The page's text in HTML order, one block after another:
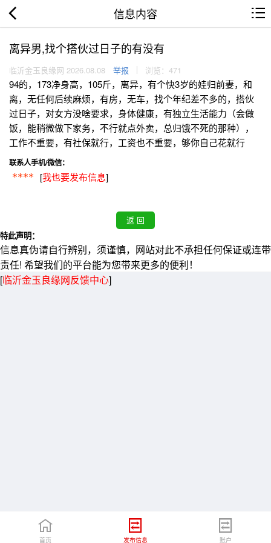
信息内容
离异男,找个搭伙过日子的有没有
临沂金玉良缘网 2026.08.08 举报 浏览：471
94的，173净身高，105斤，离异，有个快3岁的娃归前妻，和
离，无任何后续麻烦，有房，无车，找个年纪差不多的，搭伙
过日子，对女方没啥要求，身体健康，有独立生活能力（会做
饭，能稍微做下家务，不行就点外卖，总归饿不死的那种），
工作不重要，有社保就行，工资也不重要，够你自己花就行
联系人手机/微信：
**** [我也要发布信息]
特此声明：
信息真伪请自行辨别，须谨慎，网站对此不承担任何保证或连带
责任! 希望我们的平台能为您带来更多的便利！
[临沂金玉良缘网反馈中心]
首页 发布信息 账户